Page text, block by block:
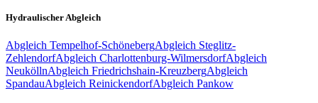
Hydraulischer Abgleich
Abgleich Tempelhof-SchönebergAbgleich Steglitz-
ZehlendorfAbgleich Charlottenburg-WilmersdorfAbgleich
NeuköllnAbgleich Friedrichshain-KreuzbergAbgleich
SpandauAbgleich ReinickendorfAbgleich Pankow